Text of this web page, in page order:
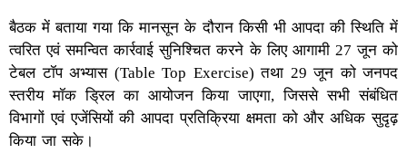
बैठक में बताया गया कि मानसून के दौरान किसी भी आपदा की स्थिति में
त्वरित एवं समन्वित कार्रवाई सुनिश्चित करने के लिए आगामी 27 जून को
टेबल टॉप अभ्यास (Table Top Exercise) तथा 29 जून को जनपद
स्तरीय मॉक ड्रिल का आयोजन किया जाएगा, जिससे सभी संबंधित
विभागों एवं एजेंसियों की आपदा प्रतिक्रिया क्षमता को और अधिक सुदृढ़
किया जा सके।